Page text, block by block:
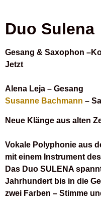
Duo Sulena
Gesang & Saxophon
Jetzt
Alena Leja – Gesang
Susanne Bachmann –
Neue Klänge aus alten
Vokale Polyphonie aus
mit einem Instrument
Das Duo SULENA
Jahrhundert bis in die
zwei Farben – Stimme